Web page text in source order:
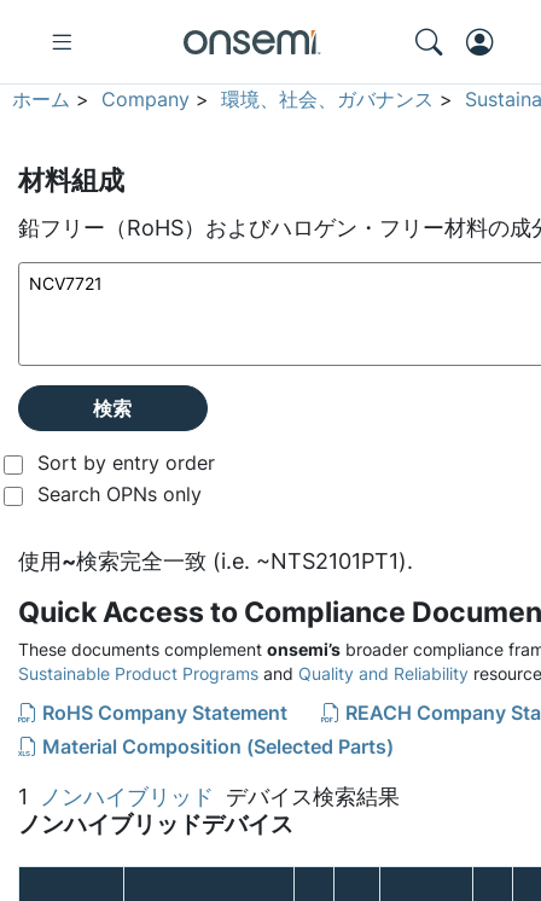
ホーム > Company >環境、社会、ガバナンス >
材料組成
鉛フリー（RoHS）およびハロゲン・フリー材料の成
検索
Sort by entry order
Search OPNs only
使用~検索完全一致 (i.e. ~NTS2101PT1).
Quick Access to Compliance
These documents complement onsemi’s broader compliance
Sustainable Product Programs and Quality and Reliability
RoHS Company Statement
REACH Company
Material Composition (Selected Parts)
1 ノンハイブリッド デバイス検索結果
ノンハイブリッドデバイス